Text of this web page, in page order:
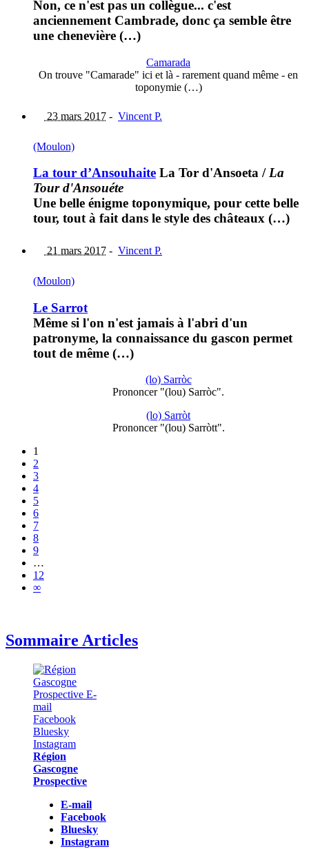
Non, ce n'est pas un collègue... c'est
anciennement Cambrade, donc ça semble être
une chenevière (…)
Camarada
On trouve "Camarade" ici et là - rarement quand même - en
toponymie (…)
23 mars 2017 - Vincent P.
(Moulon)
La tour d’Ansouhaite La Tor d'Ansoeta /La
Tour d'Ansouéte
Une belle énigme toponymique, pour cette belle
tour, tout à fait dans le style des châteaux (…)
21 mars 2017 - Vincent P.
(Moulon)
Le Sarrot
Même si l'on n'est jamais à l'abri d'un
patronyme, la connaissance du gascon permet
tout de même (…)
(lo) Sarròc
Prononcer "(lou) Sarròc".
(lo) Sarròt
Prononcer "(lou) Sarròtt".
1
2
3
4
5
6
7
8
9
…
12
∞
Sommaire Articles
Région
Gascogne
Prospective
E-mail
Facebook
Bluesky
Instagram